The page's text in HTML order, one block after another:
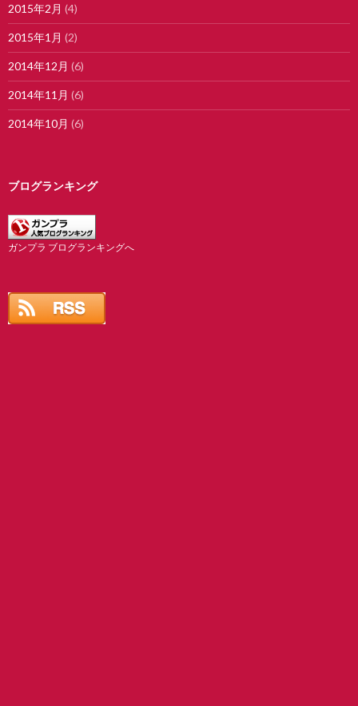
2015年2月 (4)
2015年1月 (2)
2014年12月 (6)
2014年11月 (6)
2014年10月 (6)
ブログランキング
ガンプラ ブログランキングへ